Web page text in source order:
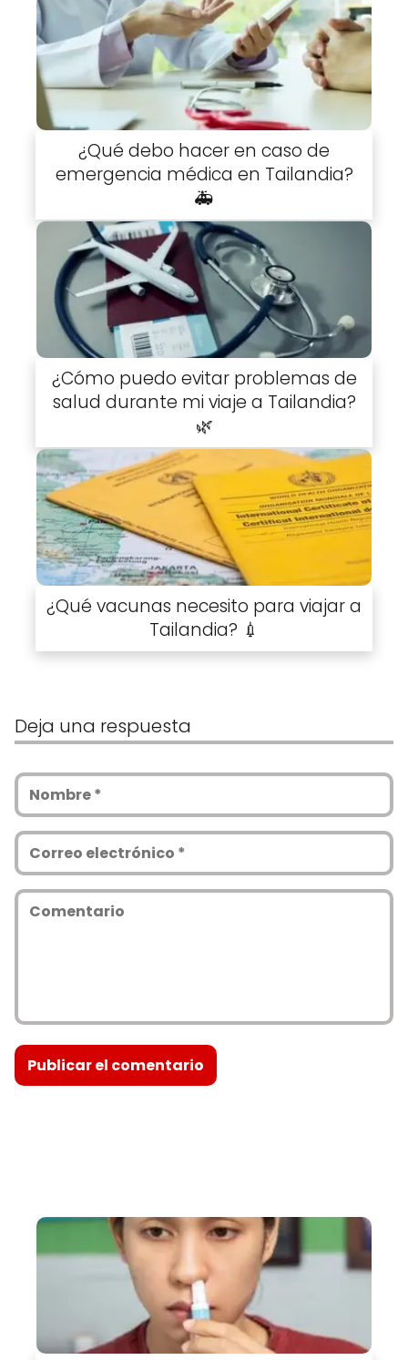
¿Qué debo hacer en caso de
emergencia médica en Tailandia?
🚑
¿Cómo puedo evitar problemas de
salud durante mi viaje a Tailandia?
🌿
¿Qué vacunas necesito para viajar a
Tailandia? 💉
Deja una respuesta